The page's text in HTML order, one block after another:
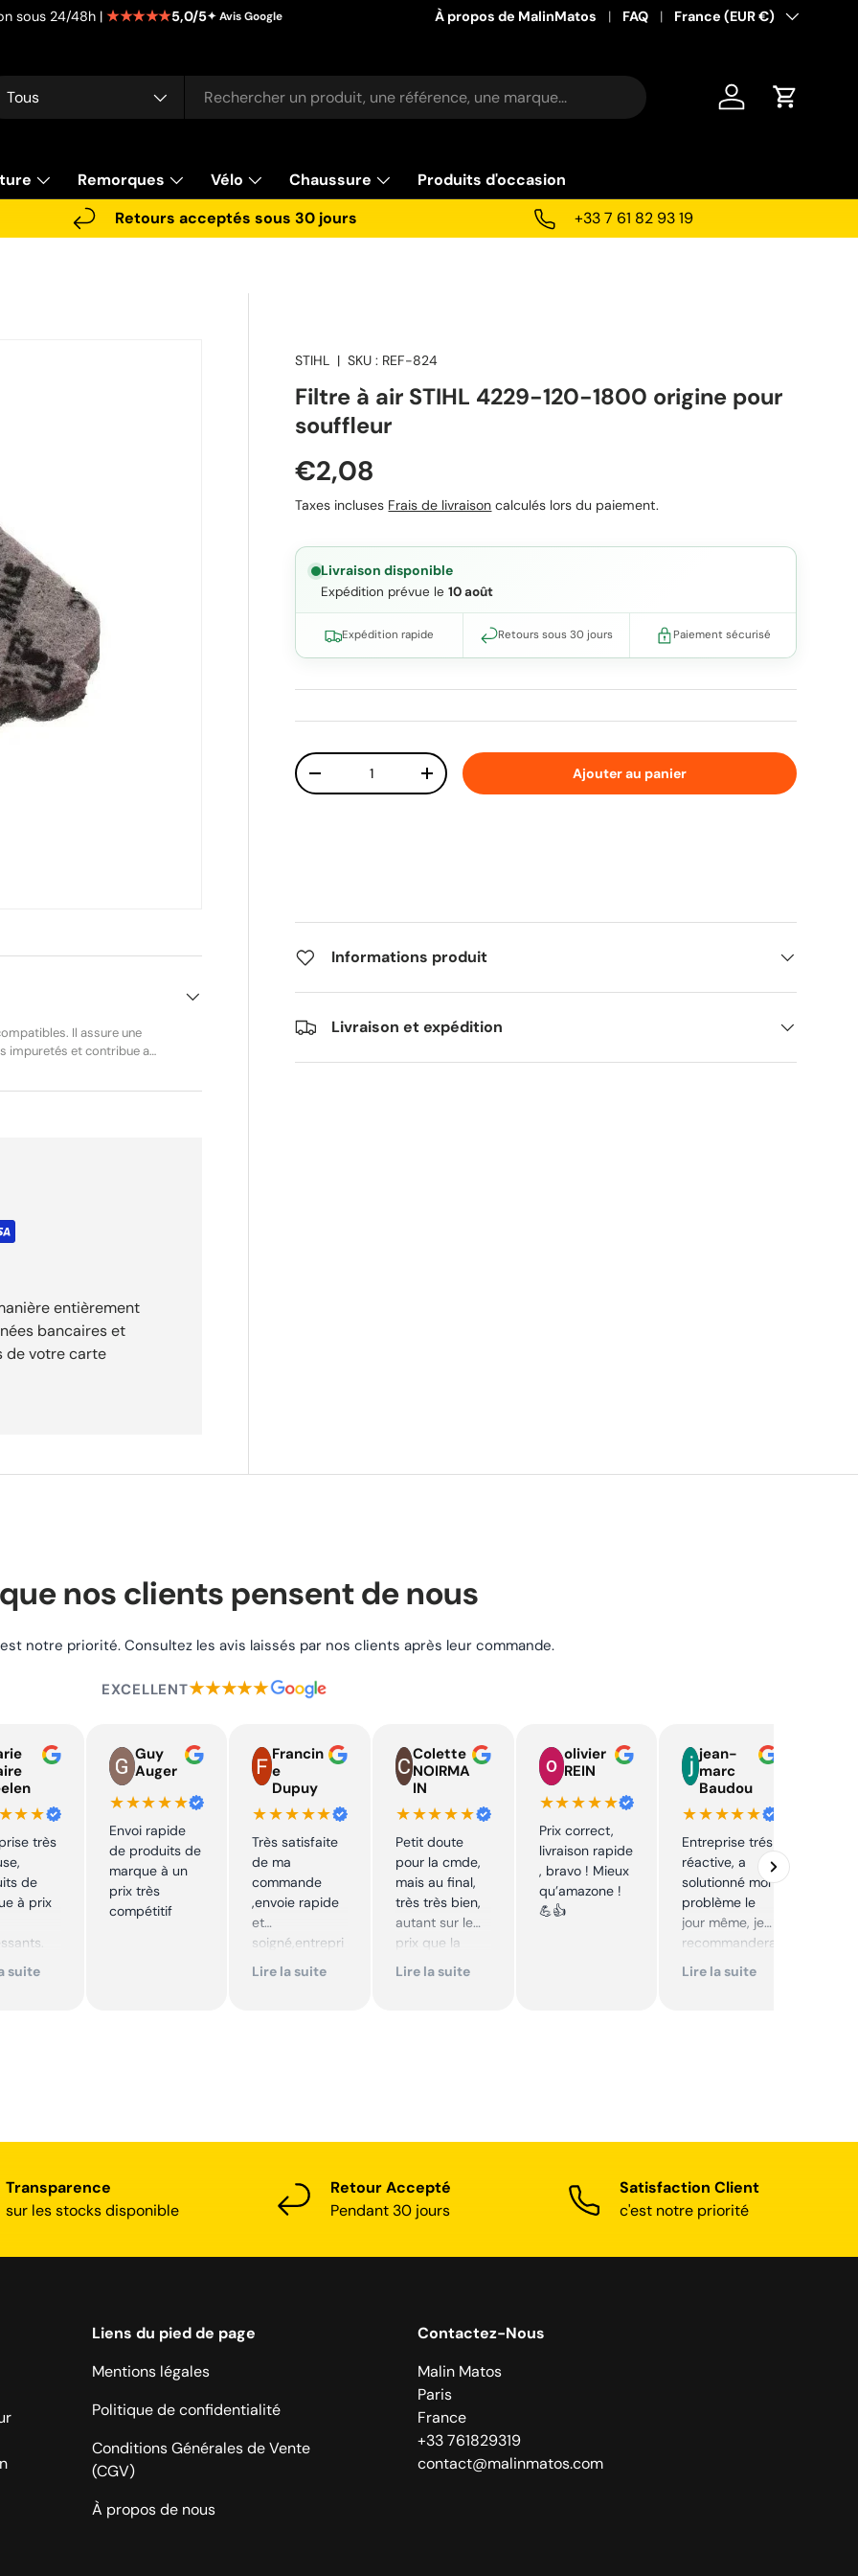
sous 24/48h | ★★★★★5,0/5✦ Avis Google À propos de MalinMatos FAQ Pays
France (EUR €)
de produit
Tous Se connecter
Panier
Remorques Vélo Chaussure
Produits d'occasion
Retours acceptés sous 30 jours +33 7 61 82 93 19
STIHL |SKU : REF-824
Filtre à air STIHL 4229-120-1800 origine pour
souffleur
Prix habituel
€2,08
Taxes incluses Frais de livraison calculés lors du paiement.
Livraison disponible
Expédition prévue le10 août
Expédition rapide Retours sous 30 jours Paiement sécurisé
Qté
Diminuer la quantitéAugmenter la quantitéAjouter au panier
Informations produit
Livraison et expédition
Il assure une
impuretés et contribue au
modification. Marque
jours.
entièrement
bancaires et
de votre carte
nos clients pensent de nous
notre priorité. Consultez les avis laissés par nos clients après leur commande.
EXCELLENT★★★★★
très
de
à prix
suivi !
suite
Guy
Auger
★★★★★
Envoi rapide
de produits de
marque à un
prix très
compétitif
Francin
e
Dupuy
★★★★★
Très satisfaite
de ma
commande
,envoie rapide
et
soigné,entrepri
se sérieuse
Lire la suite
Colette
NOIRMA
IN
★★★★★
Petit doute
pour la cmde,
mais au final,
très très bien,
autant sur le
prix que la
qualité sur le
Lire la suite
olivier
REIN
★★★★★
Prix correct,
livraison rapide
, bravo ! Mieux
qu’amazone !
💪👍
jean-
marc
Baudou
★★★★★
Entreprise trés
réactive, a
solutionné mon
problème le
jour même, je
recommandera
i. Articles bien
Lire la suite
Transparence
sur les stocks disponible
Retour Accepté
Pendant 30 jours
Satisfaction Client
c'est notre priorité
Liens du pied de page
Mentions légales
Politique de confidentialité
Conditions Générales de Vente
(CGV)
À propos de nous
Contactez-Nous
Malin Matos
Paris
France
+33 761829319
contact@malinmatos.com